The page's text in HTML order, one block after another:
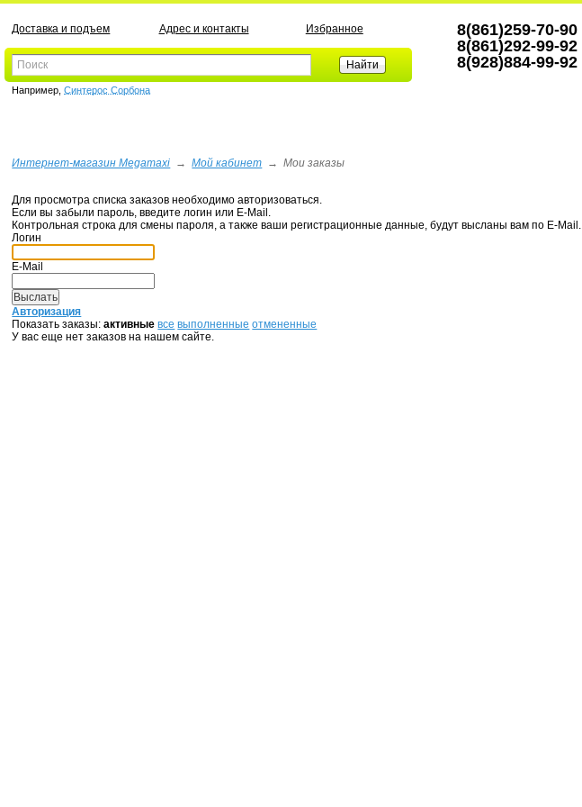
Доставка и подъем Адрес и контакты Избранное
Например,Синтерос Сорбона
8(861)259-70-90
8(861)292-99-92
8(928)884-99-92
Интернет-магазин Megamaxi →Мой кабинет →Мои заказы
Для просмотра списка заказов необходимо авторизоваться.
Если вы забыли пароль, введите логин или E-Mail.
Контрольная строка для смены пароля, а также ваши регистрационные данные, будут высланы вам по E-Mail.
Логин
E-Mail
Авторизация
Показать заказы: активные все выполненные отмененные
У вас еще нет заказов на нашем сайте.